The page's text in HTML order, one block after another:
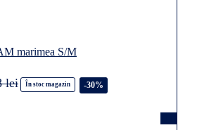
marimea S/M
În stoc magazin -30%
lei